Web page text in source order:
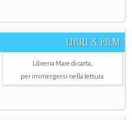
LIBRI & FILM
Libreria Mare di carta,
per immergersi nella lettura